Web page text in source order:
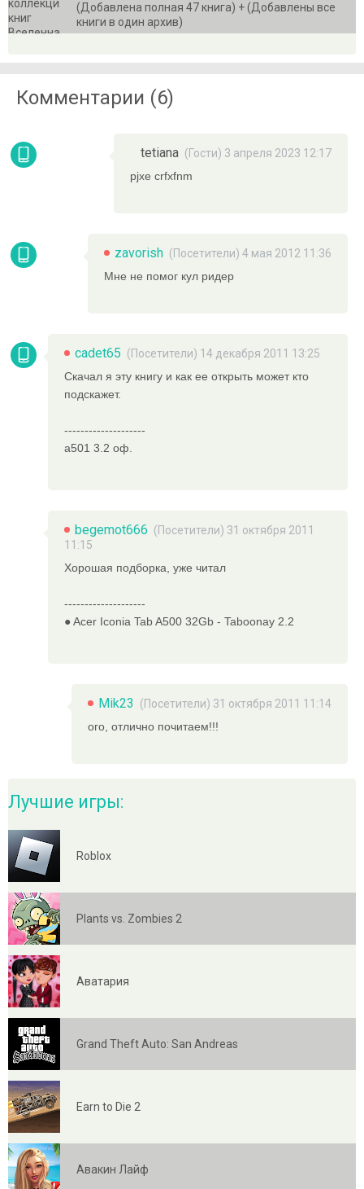
(Добавлена полная 47 книга) + (Добавлены все
книги в один архив)
Комментарии (6)
tetiana (Гости) 3 апреля 2023 12:17
pjxe crfxfnm
zavorish (Посетители) 4 мая 2012 11:36
Мне не помог кул ридер
cadet65 (Посетители) 14 декабря 2011 13:25
Скачал я эту книгу и как ее открыть может кто
подскажет.
--------------------
a501 3.2 оф.
begemot666 (Посетители) 31 октября 2011
11:15
Хорошая подборка, уже читал
--------------------
● Acer Iconia Tab A500 32Gb - Taboonay 2.2
Mik23
(Посетители) 31 октября 2011 11:14
ого, отлично почитаем!!!
Лучшие игры:
Roblox
Plants vs. Zombies 2
Аватария
Grand Theft Auto: San Andreas
Earn to Die 2
Авакин Лайф